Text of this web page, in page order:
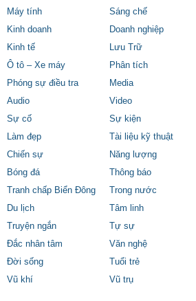
Máy tính
Sáng chế
Kinh doanh
Doanh nghiệp
Kinh tế
Lưu Trữ
Ô tô – Xe máy
Phân tích
Phóng sự điều tra
Media
Audio
Video
Sự cố
Sự kiện
Làm đẹp
Tài liệu kỹ thuật
Chiến sự
Năng lượng
Bóng đá
Thông báo
Tranh chấp Biển Đông
Trong nước
Du lịch
Tâm linh
Truyện ngắn
Tự sự
Đắc nhân tâm
Văn nghệ
Đời sống
Tuổi trẻ
Vũ khí
Vũ trụ